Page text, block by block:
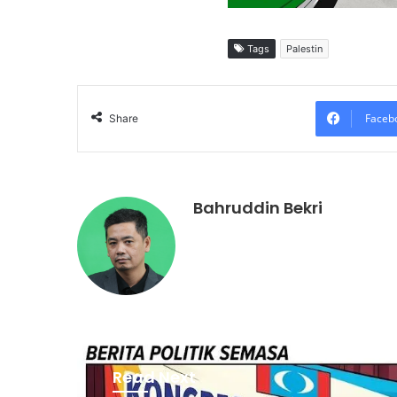
Tags Palestin
Share
Bahruddin Bekri
Read Next